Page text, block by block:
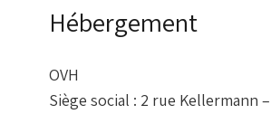
Hébergement
OVH
Siège social : 2 rue Kellermann